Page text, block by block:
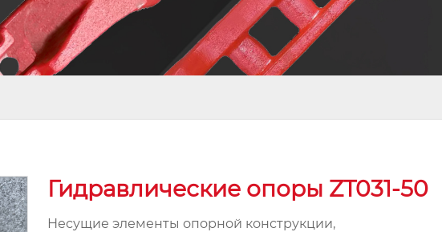
Гидравлические опоры ZT031-50
Несущие элементы опорной конструкции,